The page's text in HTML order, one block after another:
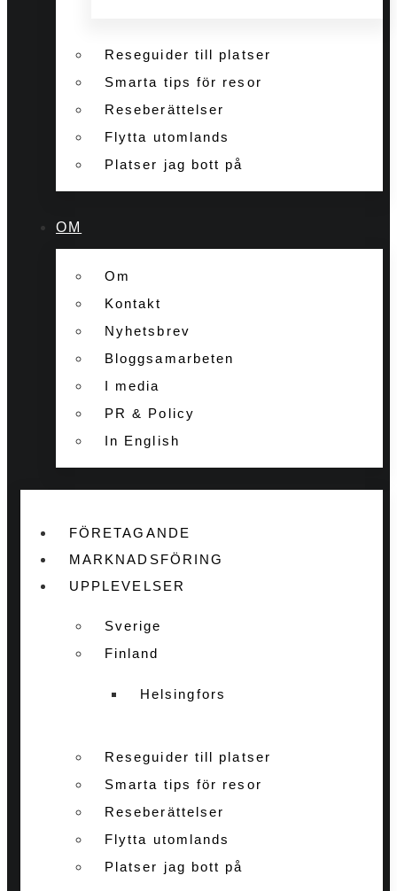
Reseguider till platser
Smarta tips för resor
Reseberättelser
Flytta utomlands
Platser jag bott på
OM
Om
Kontakt
Nyhetsbrev
Bloggsamarbeten
I media
PR & Policy
In English
FÖRETAGANDE
MARKNADSFÖRING
UPPLEVELSER
Sverige
Finland
Helsingfors
Reseguider till platser
Smarta tips för resor
Reseberättelser
Flytta utomlands
Platser jag bott på